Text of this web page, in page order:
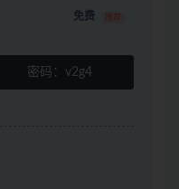
免费 推荐
密码： v2g4